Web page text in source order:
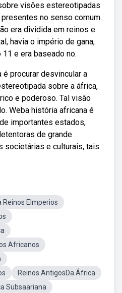
visões estereotipadas
no senso comum.
era dividida em reinos e
havia o império de gana,
e era baseado no.
procurar desvincular a
sobre a áfrica,
e poderoso. Tal visão
Weba história africana é
importantes estados,
de grande
societárias e culturais, tais.
Reinos EImperios
Africanos
Reinos AntigosDa África
Subsaariana